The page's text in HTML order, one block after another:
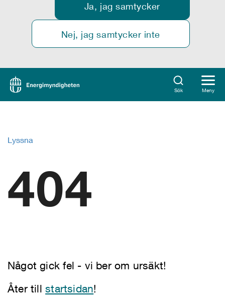
Ja, jag samtycker
Nej, jag samtycker inte
Sök Meny
Lyssna
404
Något gick fel - vi ber om ursäkt!
Åter tillstartsidan!